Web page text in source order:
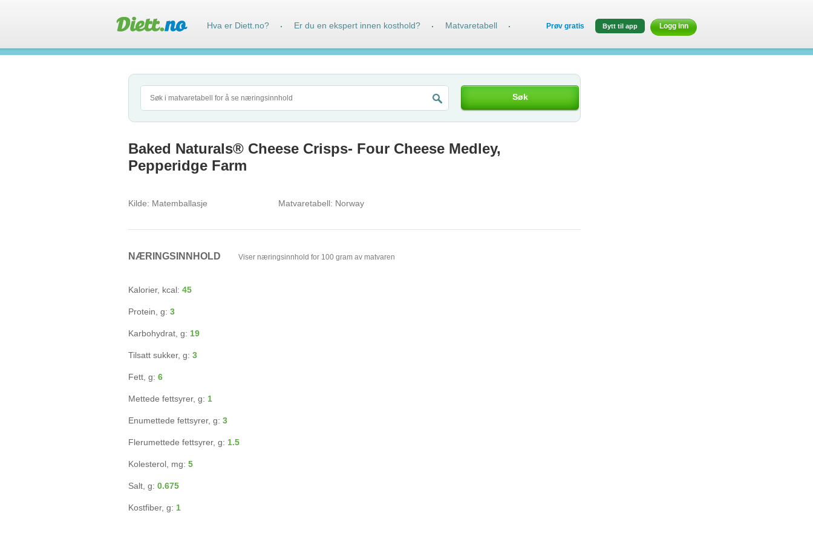
Søk
Baked Naturals® Cheese Crisps- Four Cheese Medley,
Pepperidge Farm
Kilde: Matemballasje Matvaretabell: Norway
NÆRINGSINNHOLD Viser næringsinnhold for 100 gram av matvaren
Kalorier, kcal: 45
Protein, g: 3
Karbohydrat, g: 19
Tilsatt sukker, g: 3
Fett, g: 6
Mettede fettsyrer, g: 1
Enumettede fettsyrer, g: 3
Flerumettede fettsyrer, g: 1.5
Kolesterol, mg: 5
Salt, g: 0.675
Kostfiber, g: 1
Hva er Diett.no? · Er du en ekspert innen kosthold? · Matvaretabell · Prøv gratis Bytt til app Logg inn